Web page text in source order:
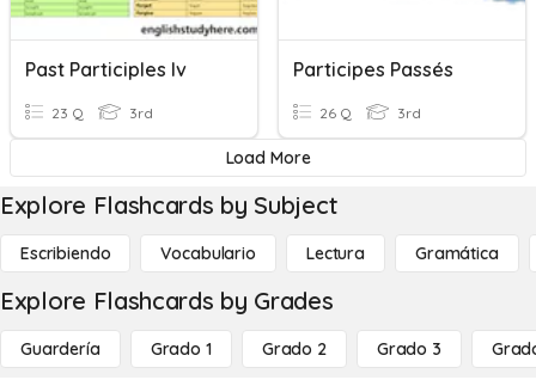
Past Participles Iv
23 Q 3rd
Participes Passés
26 Q 3rd
Load More
Explore Flashcards by Subject
Escribiendo Vocabulario Lectura Gramática
Explore Flashcards by Grades
Guardería Grado 1 Grado 2 Grado 3